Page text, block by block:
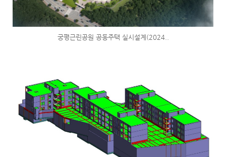
궁평근린공원 공동주택 실시설계(2024..